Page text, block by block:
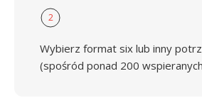
2
Wybierz format six lub inny
(spośród ponad 200